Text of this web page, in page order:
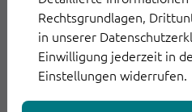
Rechtsgrundlagen,
in unserer
Einwilligung jederzeit in
Einstellungen widerrufen.
28. September 2021
Digitalisierung im
Eine echte